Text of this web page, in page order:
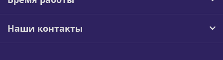
Наши контакты